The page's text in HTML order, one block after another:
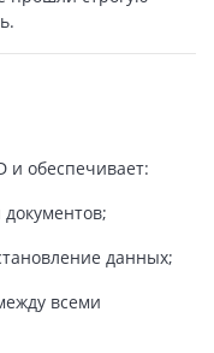
и обеспечивает:
данных;
всеми